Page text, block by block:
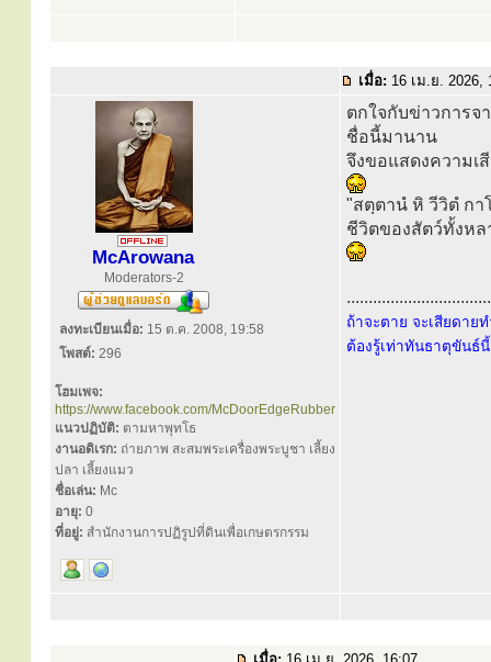
เมื่อ: 16 เม.ย. 2026,
McArowana
Moderators-2
ลงทะเบียนเมื่อ: 15 ต.ค. 2008, 19:58
โพสต์: 296
โฮมเพจ:
https://www.facebook.com/McDoorEdgeRubber
แนวปฏิบัติ: ตามหาพุทโธ
งานอดิเรก: ถ่ายภาพ สะสมพระเครื่องพระบูชา เลี้ยง
ปลา เลี้ยงแมว
ชื่อเล่น: Mc
อายุ: 0
ที่อยู่: สำนักงานการปฏิรูปที่ดินเพื่อเกษตรกรรม
ตกใจกับข่าวการ
ชื่อนี้มานาน
จึงขอแสดงความเ
"สตฺตานํ หิ วีวิตํ กา
ชีวิตของสัตว์ทั้งหล
ถ้าจะตาย จะเสียดาย
ต้องรู้เท่าทันธาตุขันธ์